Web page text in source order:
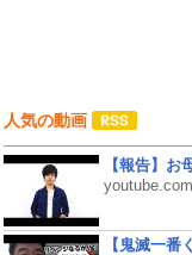
人気の動画
【報告】お
youtube.com
【鬼滅一